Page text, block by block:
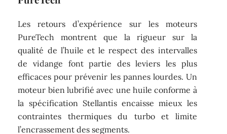
Les retours d’expérience sur les moteurs
PureTech montrent que la rigueur sur la
qualité de l’huile et le respect des intervalles
de vidange font partie des leviers les plus
efficaces pour prévenir les pannes lourdes. Un
moteur bien lubrifié avec une huile conforme à
la spécification Stellantis encaisse mieux les
contraintes thermiques du turbo et limite
l’encrassement des segments.